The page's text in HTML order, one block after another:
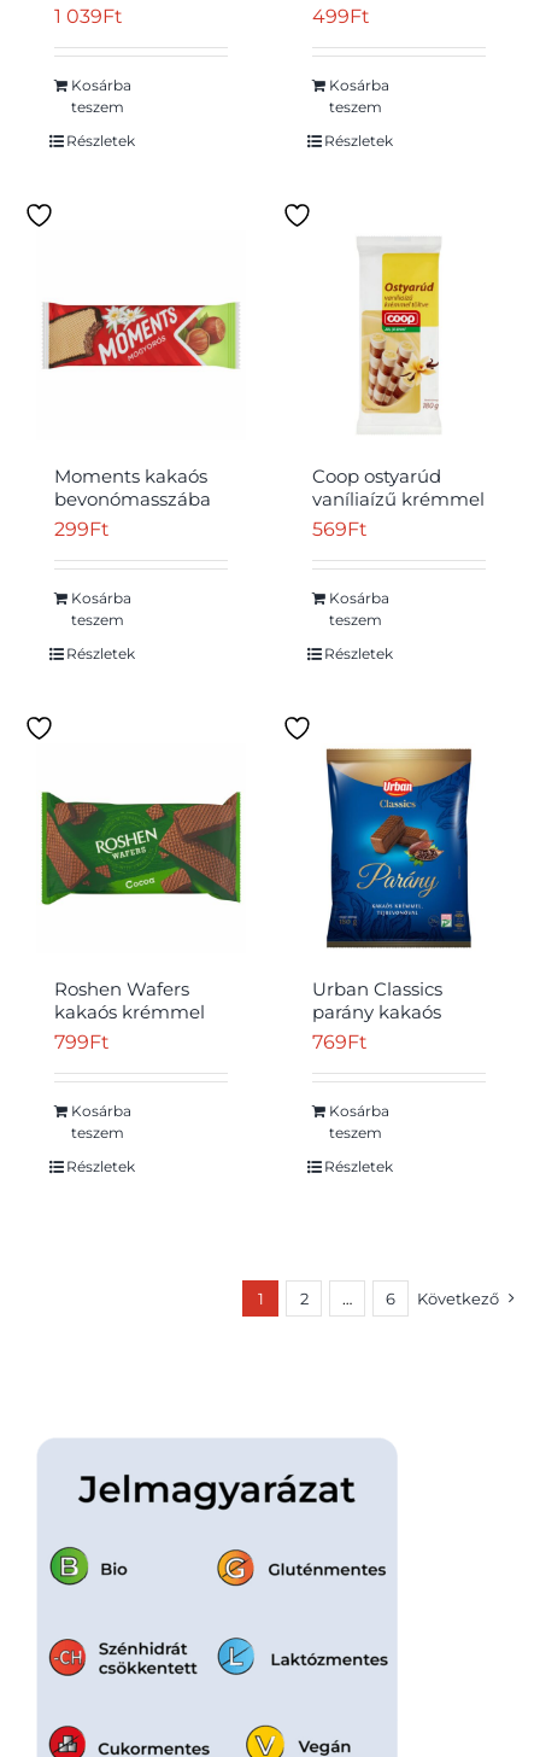
citromízű töltött
teasütemények
360 g
1 039Ft
Kosárba
teszem
Részletek
krémmel 180 g
499Ft
Kosárba
teszem
Részletek
Moments kakaós
bevonómasszába
mártott, mogyorós
ostyaszelet 45 g
299Ft
Kosárba
teszem
Részletek
Coop ostyarúd
vaníliaízű krémmel
töltve 180 g
569Ft
Kosárba
teszem
Részletek
Roshen Wafers
kakaós krémmel
töltött kakaós ostya
799Ft
Kosárba
teszem
Részletek
Urban Classics
parány kakaós
krémmel,
769Ft
Kosárba
teszem
Részletek
1 2 … 6 Következő